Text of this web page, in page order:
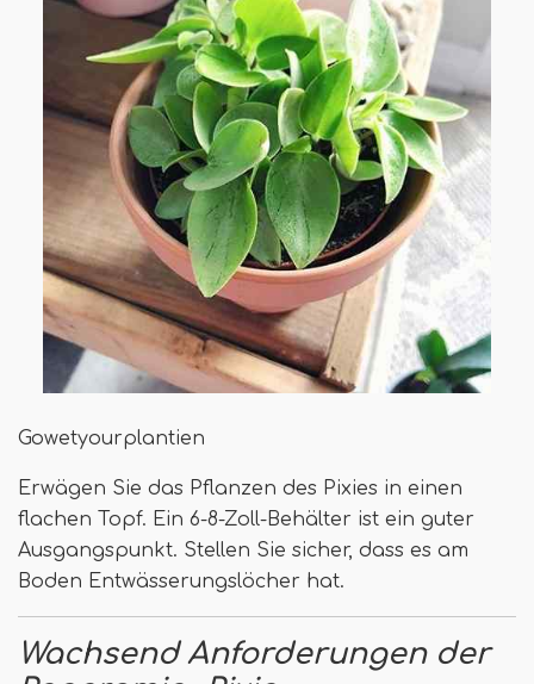
Gowetyourplantien
Erwägen Sie das Pflanzen des Pixies in einen
flachen Topf. Ein 6-8-Zoll-Behälter ist ein guter
Ausgangspunkt. Stellen Sie sicher, dass es am
Boden Entwässerungslöcher hat.
WachsendAnforderungen der